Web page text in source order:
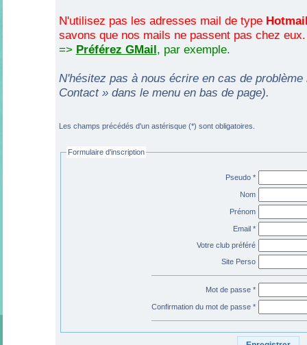
N'utilisez pas les adresses mail de type
savons que nos mails ne passent pas chez eux.
=> Préférez GMail , par exemple.
N'hésitez pas à nous écrire en cas de
Contact » dans le menu en bas de page).
Les champs précédés d'un astérisque (*) sont obligatoires.
Formulaire d'inscription
Pseudo *
Nom
Prénom
Email *
Votre club préféré
Site Perso
Mot de passe *
Confirmation du mot de passe *